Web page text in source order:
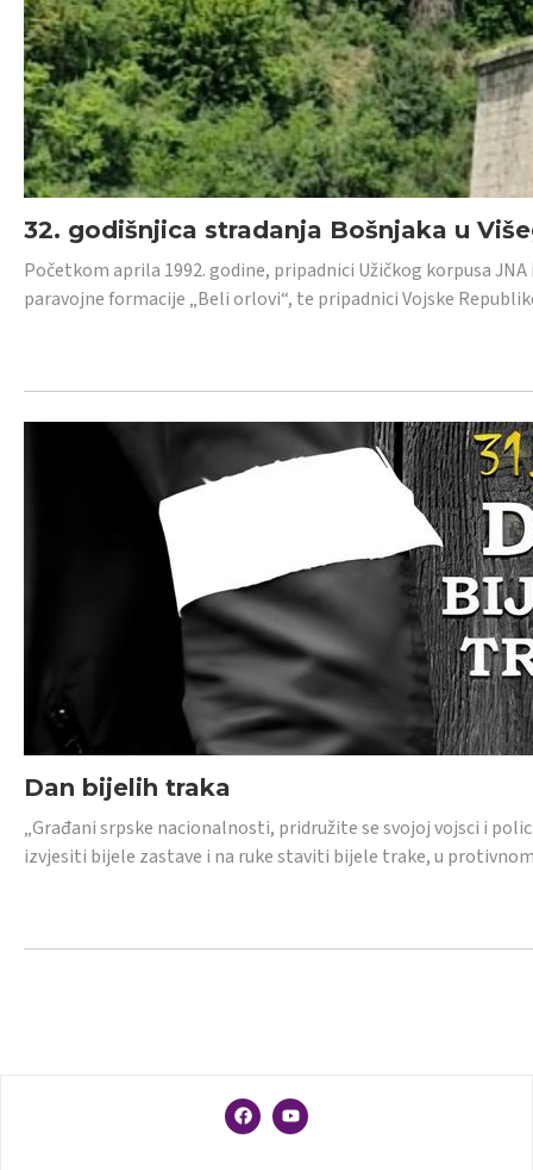
32. godišnjica stradanja Bošnjaka u
Početkom aprila 1992. godine, pripadnici Užičkog korpusa
paravojne formacije „Beli orlovi“, te pripadnici Vojske
Dan bijelih traka
„Građani srpske nacionalnosti, pridružite se svojoj vojsci i
izvjesiti bijele zastave i na ruke staviti bijele trake, u